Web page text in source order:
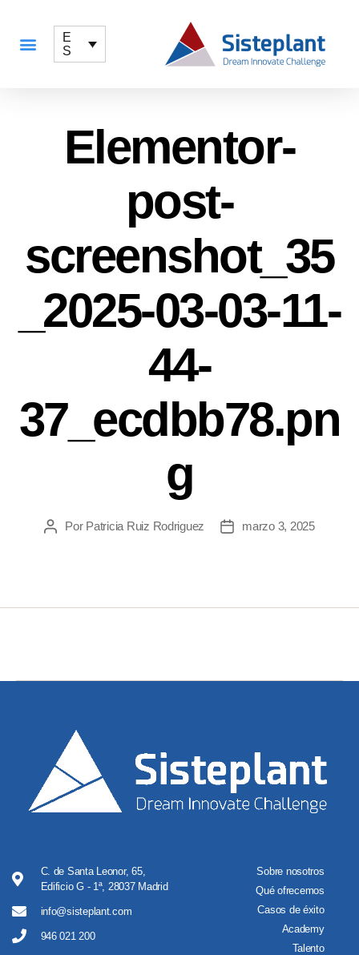
E
S
Elementor-
post-
screenshot_35
_2025-03-03-11-
44-
37_ecdbb78.pn
g
Por Patricia Ruiz Rodriguez marzo 3, 2025
C. de Santa Leonor, 65,
Edificio G - 1ª, 28037 Madrid
info@sisteplant.com
946 021 200
Sobre nosotros
Qué ofrecemos
Casos de éxito
Academy
Talento